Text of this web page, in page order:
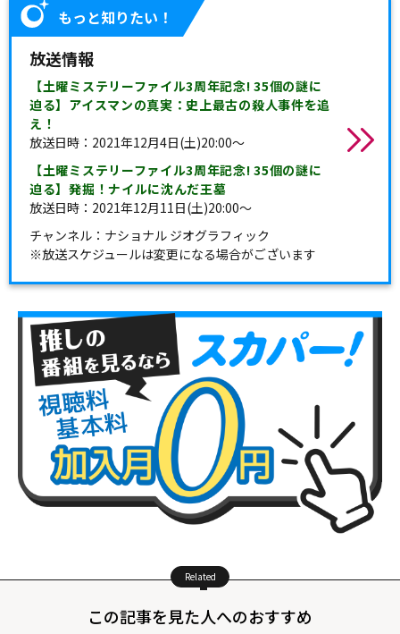
もっと知りたい！
放送情報
【土曜ミステリーファイル3周年記念! 35個の謎に
迫る】アイスマンの真実：史上最古の殺人事件を追
え！
放送日時：2021年12月4日(土)20:00～
【土曜ミステリーファイル3周年記念! 35個の謎に
迫る】発掘！ナイルに沈んだ王墓
放送日時：2021年12月11日(土)20:00～
チャンネル：ナショナル ジオグラフィック
※放送スケジュールは変更になる場合がございます
Related
この記事を見た人へのおすすめ